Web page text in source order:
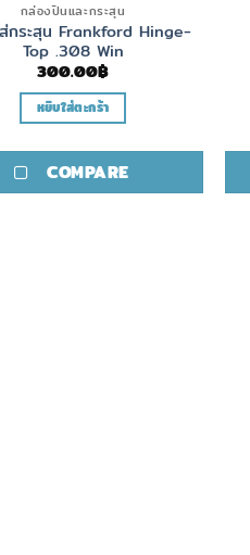
กล่องปืนและกระสุน
กระสุน Frankford Hinge-
Top .308 Win
300.00฿
หยิบใส่ตะกร้า
COMPARE